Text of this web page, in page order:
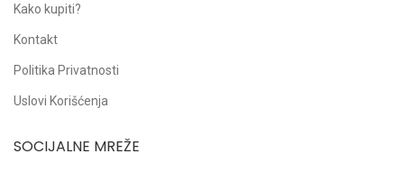
Kako kupiti?
Kontakt
Politika Privatnosti
Uslovi Korišćenja
SOCIJALNE MREŽE